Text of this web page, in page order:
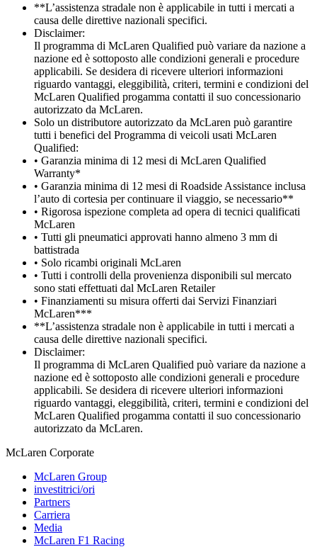
**L’assistenza stradale non è applicabile in tutti i mercati a
causa delle direttive nazionali specifici.
Disclaimer:
Il programma di McLaren Qualified può variare da nazione a
nazione ed è sottoposto alle condizioni generali e procedure
applicabili. Se desidera di ricevere ulteriori informazioni
riguardo vantaggi, eleggibilità, criteri, termini e condizioni del
McLaren Qualified progamma contatti il suo concessionario
autorizzato da McLaren.
Solo un distributore autorizzato da McLaren può garantire
tutti i benefici del Programma di veicoli usati McLaren
Qualified:
• Garanzia minima di 12 mesi di McLaren Qualified
Warranty*
• Garanzia minima di 12 mesi di Roadside Assistance inclusa
l’auto di cortesia per continuare il viaggio, se necessario**
• Rigorosa ispezione completa ad opera di tecnici qualificati
McLaren
• Tutti gli pneumatici approvati hanno almeno 3 mm di
battistrada
• Solo ricambi originali McLaren
• Tutti i controlli della provenienza disponibili sul mercato
sono stati effettuati dal McLaren Retailer
• Finanziamenti su misura offerti dai Servizi Finanziari
McLaren***
**L’assistenza stradale non è applicabile in tutti i mercati a
causa delle direttive nazionali specifici.
Disclaimer:
Il programma di McLaren Qualified può variare da nazione a
nazione ed è sottoposto alle condizioni generali e procedure
applicabili. Se desidera di ricevere ulteriori informazioni
riguardo vantaggi, eleggibilità, criteri, termini e condizioni del
McLaren Qualified progamma contatti il suo concessionario
autorizzato da McLaren.
McLaren Corporate
McLaren Group
investitrici/ori
Partners
Carriera
Media
McLaren F1 Racing